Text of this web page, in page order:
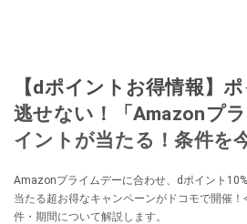
【dポイントお得情報】
逃せない！「Amazonプ
イントが当たる！条件を
Amazonプライムデーに合わせ、dポイント
当たる超お得なキャンペーンがドコモで開催
件・期間について解説します。